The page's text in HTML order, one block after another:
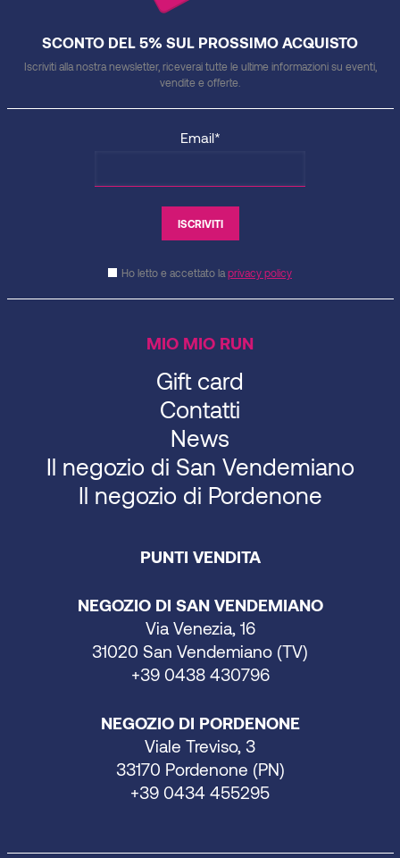
SCONTO DEL 5% SUL PROSSIMO ACQUISTO
Iscriviti alla nostra newsletter, riceverai tutte le ultime informazioni su eventi,
vendite e offerte.
Email*
Ho letto e accettato la privacy policy
MIO MIO RUN
Gift card
Contatti
News
Il negozio di San Vendemiano
Il negozio di Pordenone
PUNTI VENDITA
NEGOZIO DI SAN VENDEMIANO
Via Venezia, 16
31020 San Vendemiano (TV)
+39 0438 430796
NEGOZIO DI PORDENONE
Viale Treviso, 3
33170 Pordenone (PN)
+39 0434 455295